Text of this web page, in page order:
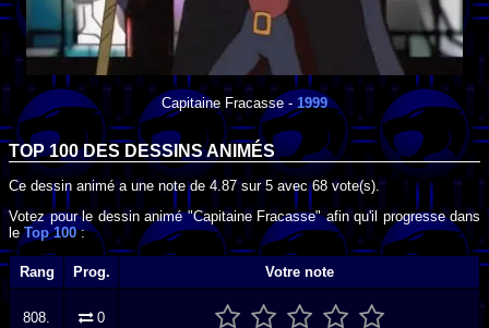
Capitaine Fracasse - 1999
TOP 100 DES DESSINS ANIMÉS
Ce dessin animé a une note de 4.87sur5 avec68 vote(s).
Votez pour le dessin animé "Capitaine Fracasse" afin qu'il progresse dans
leTop 100:
Rang Prog. Votre note
808. 0